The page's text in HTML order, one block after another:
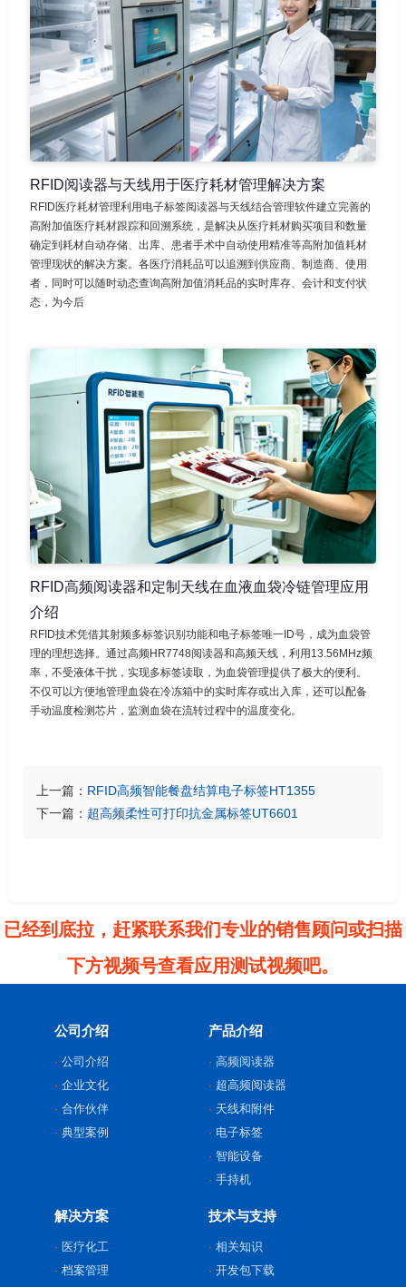
RFID阅读器与天线用于医疗耗材管理解决方案
RFID医疗耗材管理利用电子标签阅读器与天线结合管理软件建立完善的
高附加值医疗耗材跟踪和回溯系统，是解决从医疗耗材购买项目和数量
确定到耗材自动存储、出库、患者手术中自动使用精准等高附加值耗材
管理现状的解决方案。各医疗消耗品可以追溯到供应商、制造商、使用
者，同时可以随时动态查询高附加值消耗品的实时库存、会计和支付状
态，为今后
RFID高频阅读器和定制天线在血液血袋冷链管理应用
介绍
RFID技术凭借其射频多标签识别功能和电子标签唯一ID号，成为血袋管
理的理想选择。通过高频HR7748阅读器和高频天线，利用13.56MHz频
率，不受液体干扰，实现多标签读取，为血袋管理提供了极大的便利。
不仅可以方便地管理血袋在冷冻箱中的实时库存或出入库，还可以配备
手动温度检测芯片，监测血袋在流转过程中的温度变化。
上一篇： RFID高频智能餐盘结算电子标签HT1355
下一篇： 超高频柔性可打印抗金属标签UT6601
已经到底拉，赶紧联系我们专业的销售顾问或扫描
下方视频号查看应用测试视频吧。
公司介绍
公司介绍
企业文化
合作伙伴
典型案例
产品介绍
高频阅读器
超高频阅读器
天线和附件
电子标签
智能设备
手持机
解决方案
医疗化工
档案管理
技术与支持
相关知识
开发包下载